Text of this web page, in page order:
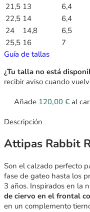
21,5 13
6,4
22,5 14
6,4
24
14,8
6,5
25,5 16
7
Guía de tallas
¿Tu talla no está
recibir aviso cuando
Añade 120,00 € al
Descripción
Attipas Rabbit
Son el calzado perfecto
fase de gateo hasta los
3 años. Inspirados en la
de ciervo en el frontal
en un complemento